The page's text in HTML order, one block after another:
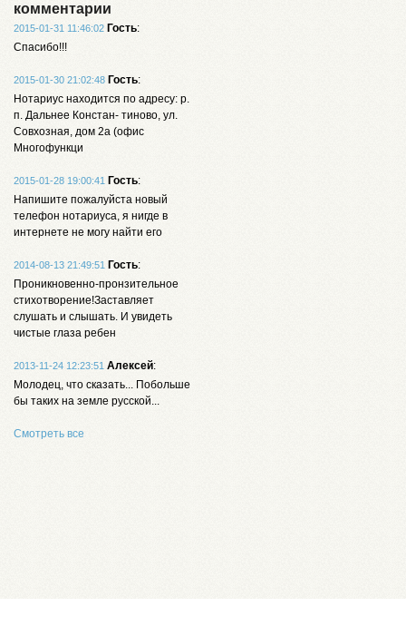
комментарии
2015-01-31 11:46:02 Гость:
Спасибо!!!
2015-01-30 21:02:48 Гость:
Нотариус находится по адресу: р.
п. Дальнее Констан- тиново, ул.
Совхозная, дом 2а (офис
Многофункци
2015-01-28 19:00:41 Гость:
Напишите пожалуйста новый
телефон нотариуса, я нигде в
интернете не могу найти его
2014-08-13 21:49:51 Гость:
Проникновенно-пронзительное
стихотворение!Заставляет
слушать и слышать. И увидеть
чистые глаза ребен
2013-11-24 12:23:51 Алексей:
Молодец, что сказать... Побольше
бы таких на земле русской...
Смотреть все